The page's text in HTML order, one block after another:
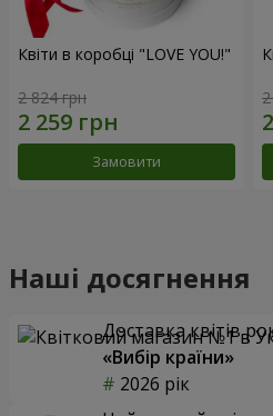
Квіти в коробці "LOVE YOU!"
2 824 грн
Замовити
Наші досягнення
Доставка квітів
«Вибір країни»
2026 рік